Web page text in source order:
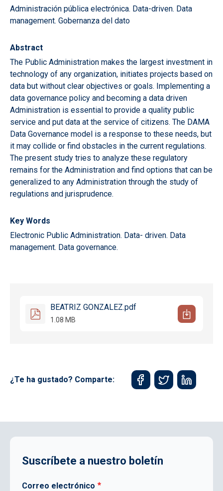
Administración pública electrónica. Data-driven. Data
management. Gobernanza del dato
Abstract
The Public Administration makes the largest investment in
technology of any organization, initiates projects based on
data but without clear objectives or goals. Implementing a
data governance policy and becoming a data driven
Administration is essential to provide a quality public
service and put data at the service of citizens. The DAMA
Data Governance model is a response to these needs, but
it may collide or find obstacles in the current regulations.
The present study tries to analyze these regulatory
remains for the Administration and find options that can be
generalized to any Administration through the study of
regulations and jurisprudence.
Key Words
Electronic Public Administration. Data- driven. Data
management. Data governance.
BEATRIZ GONZALEZ.pdf
1.08 MB
¿Te ha gustado? Comparte:
Suscríbete a nuestro boletín
Correo electrónico